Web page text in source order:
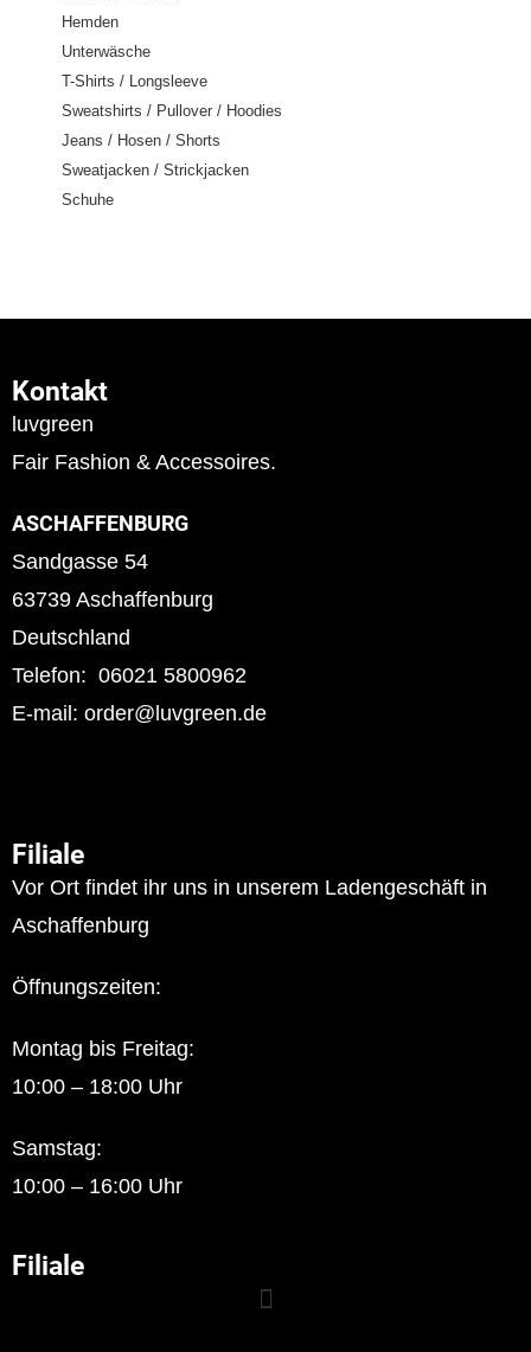
Hemden
Unterwäsche
T-Shirts / Longsleeve
Sweatshirts / Pullover / Hoodies
Jeans / Hosen / Shorts
Sweatjacken / Strickjacken
Schuhe
Kontakt
luvgreen
Fair Fashion & Accessoires.
ASCHAFFENBURG
Sandgasse 54
63739 Aschaffenburg
Deutschland
Telefon: 06021 5800962
E-mail: order@luvgreen.de
Filiale
Vor Ort findet ihr uns in unserem Ladengeschäft in
Aschaffenburg
Öffnungszeiten:
Montag bis Freitag:
10:00 – 18:00 Uhr
Samstag:
10:00 – 16:00 Uhr
Filiale